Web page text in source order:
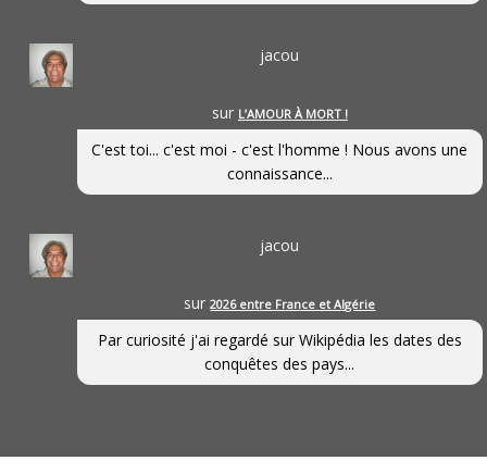
jacou
sur L’AMOUR À MORT !
C'est toi... c'est moi - c'est l'homme ! Nous avons une
connaissance...
jacou
sur2026 entre France et Algérie
Par curiosité j'ai regardé sur Wikipédia les dates des
conquêtes des pays...